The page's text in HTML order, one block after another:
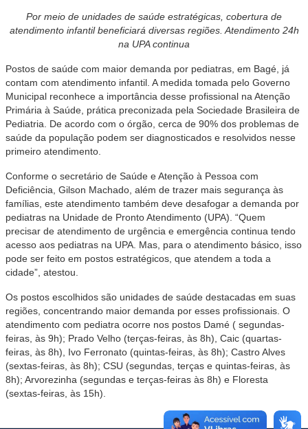
Por meio de unidades de saúde estratégicas, cobertura de
atendimento infantil beneficiará diversas regiões. Atendimento 24h
na UPA continua
Postos de saúde com maior demanda por pediatras, em Bagé, já
contam com atendimento infantil. A medida tomada pelo Governo
Municipal reconhece a importância desse profissional na Atenção
Primária à Saúde, prática preconizada pela Sociedade Brasileira de
Pediatria. De acordo com o órgão, cerca de 90% dos problemas de
saúde da população podem ser diagnosticados e resolvidos nesse
primeiro atendimento.
Conforme o secretário de Saúde e Atenção à Pessoa com
Deficiência, Gilson Machado, além de trazer mais segurança às
famílias, este atendimento também deve desafogar a demanda por
pediatras na Unidade de Pronto Atendimento (UPA). “Quem
precisar de atendimento de urgência e emergência continua tendo
acesso aos pediatras na UPA. Mas, para o atendimento básico, isso
pode ser feito em postos estratégicos, que atendem a toda a
cidade”, atestou.
Os postos escolhidos são unidades de saúde destacadas em suas
regiões, concentrando maior demanda por esses profissionais. O
atendimento com pediatra ocorre nos postos Damé ( segundas-
feiras, às 9h); Prado Velho (terças-feiras, às 8h), Caic (quartas-
feiras, às 8h), Ivo Ferronato (quintas-feiras, às 8h); Castro Alves
(sextas-feiras, às 8h); CSU (segundas, terças e quintas-feiras, às
8h); Arvorezinha (segundas e terças-feiras às 8h) e Floresta
(sextas-feiras, às 15h).